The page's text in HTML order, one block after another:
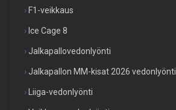
F1-veikkaus
Ice Cage 8
Jalkapallovedonlyönti
Jalkapallon MM-kisat 2026 vedonlyönti
Liiga-vedonlyönti